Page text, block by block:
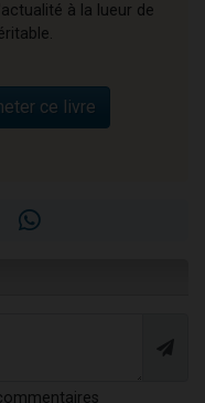
à la lueur de
ce livre